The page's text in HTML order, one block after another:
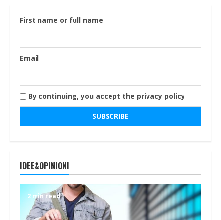
First name or full name
Email
By continuing, you accept the privacy policy
IDEE&OPINIONI
2 min read